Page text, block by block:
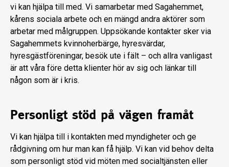
vi kan hjälpa till med. Vi samarbetar med Sagahemmet,
kårens sociala arbete och en mängd andra aktörer som
arbetar med målgruppen. Uppsökande kontakter sker via
Sagahemmets kvinnoherbärge, hyresvärdar,
hyresgästföreningar, besök ute i fält – och allra vanligast
är att våra före detta klienter hör av sig och länkar till
någon som är i kris.
Personligt stöd på vägen framåt
Vi kan hjälpa till i kontakten med myndigheter och ge
rådgivning om hur man kan få hjälp. Vi kan vid behov delta
som personligt stöd vid möten med socialtjänsten eller